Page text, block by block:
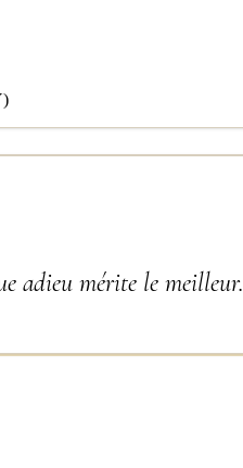
adieu mérite le meilleur.